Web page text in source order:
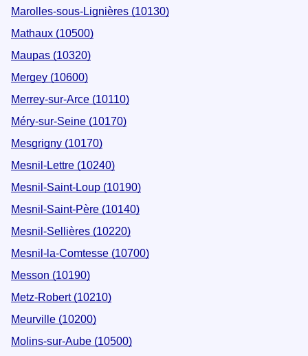
Marolles-sous-Lignières (10130)
Mathaux (10500)
Maupas (10320)
Mergey (10600)
Merrey-sur-Arce (10110)
Méry-sur-Seine (10170)
Mesgrigny (10170)
Mesnil-Lettre (10240)
Mesnil-Saint-Loup (10190)
Mesnil-Saint-Père (10140)
Mesnil-Sellières (10220)
Mesnil-la-Comtesse (10700)
Messon (10190)
Metz-Robert (10210)
Meurville (10200)
Molins-sur-Aube (10500)